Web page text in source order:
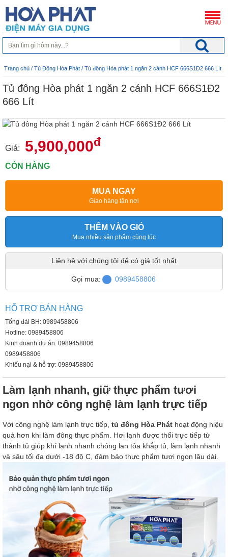
Trang chủ / Tủ Đông Hòa Phát / Tủ đông Hòa phát 1 ngăn 2 cánh HCF 666S1Đ2 666 Lít
Tủ đông Hòa phát 1 ngăn 2 cánh HCF 666S1Đ2
666 Lít
Giá: 5,900,000đ
CÒN HÀNG
MUA NGAY
Giao hàng tận nơi
THÊM VÀO GIỎ
Mua nhiều sản phẩm cùng lúc
Liên hệ với chúng tôi để có giá tốt nhất
Gọi mua: 0989458806
HỖ TRỢ BÁN HÀNG
Tổng đài BH: 0989458806
Hotline: 0989458806
Kinh doanh dự án: 0989458806
0989458806
Khiếu nại & hỗ trợ: 0989458806
Làm lạnh nhanh, giữ thực phẩm tươi
ngon nhờ công nghệ làm lạnh trực tiếp
Với công nghệ làm lạnh trực tiếp, tủ đông Hòa Phát hoạt động hiệu
quả hơn khi làm đông thực phẩm. Hơi lạnh được thổi trực tiếp từ
thành tủ giúp khí lạnh nhanh chóng lan tỏa khắp tủ, làm lạnh nhanh
và sâu tối đa dưới -18 độ C, đảm bảo thực phẩm tươi ngon lâu dài.